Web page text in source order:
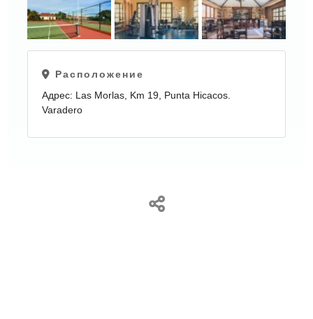
Расположение
Адрес: Las Morlas, Km 19, Punta Hicacos.
Varadero